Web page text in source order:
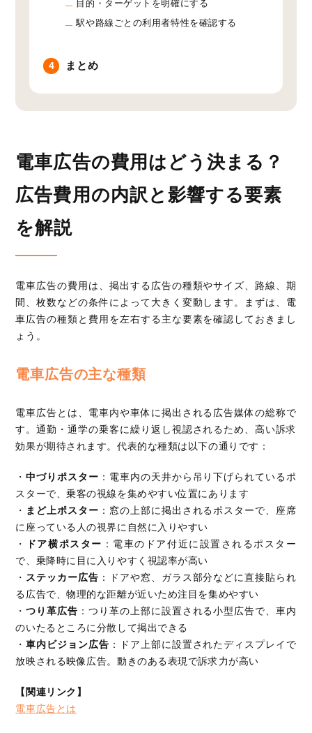
目的・ターゲットを明確にする
駅や路線ごとの利用者特性を確認する
4 まとめ
電車広告の費用はどう決まる？
広告費用の内訳と影響する要素
を解説
電車広告の費用は、掲出する広告の種類やサイズ、路線、期
間、枚数などの条件によって大きく変動します。まずは、電
車広告の種類と費用を左右する主な要素を確認しておきまし
ょう。
電車広告の主な種類
電車広告とは、電車内や車体に掲出される広告媒体の総称で
す。通勤・通学の乗客に繰り返し視認されるため、高い訴求
効果が期待されます。代表的な種類は以下の通りです：
・中づりポスター ：電車内の天井から吊り下げられているポ
スターで、乗客の視線を集めやすい位置にあります
・ まど上ポスター ：窓の上部に掲出されるポスターで、座席
に座っている人の視界に自然に入りやすい
・
ドア横ポスター ：電車のドア付近に設置されるポスター
で、乗降時に目に入りやすく視認率が高い
・ ステッカー広告 ：ドアや窓、ガラス部分などに直接貼られ
る広告で、物理的な距離が近いため注目を集めやすい
・つり革広告 ：つり革の上部に設置される小型広告で、車内
のいたるところに分散して掲出できる
・車内ビジョン広告 ：ドア上部に設置されたディスプレイで
放映される映像広告。動きのある表現で訴求力が高い
【関連リンク】
電車広告とは